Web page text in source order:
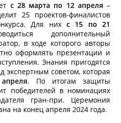
с 28 марта по 12 апреля –
25 проектов-финалистов
Для них с 15 по 21
дополнительный
в ходе которого авторы
оформлять презентации и
Знания пригодятся
экспертным советом, которая
. По итогам защиты
победителей в номинациях
гран-при. Церемония
на конец апреля 2024 года.